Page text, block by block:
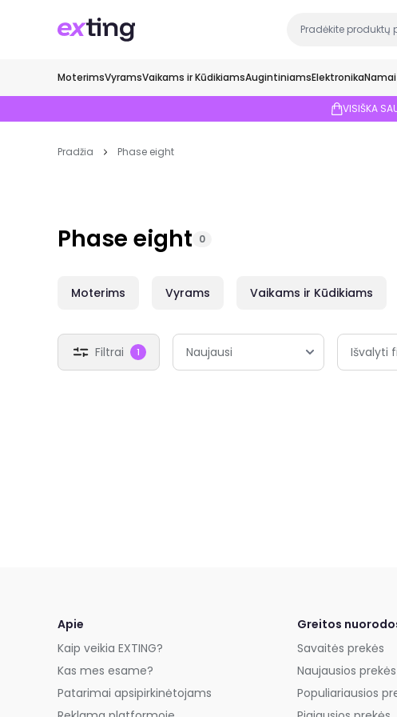
MoterimsVyramsVaikams ir KūdikiamsAugintiniamsElektronika
VISIŠKA
Pradžia Phase eight
Phase eight 0
Moterims Vyrams Vaikams ir Kūdikiams
Filtrai 1 Išvalyti
Apie
Kaip veikia EXTING?
Kas mes esame?
Patarimai apsipirkinėtojams
Greitos
Savaitės prekės
Naujausios prekės
Populiariausios